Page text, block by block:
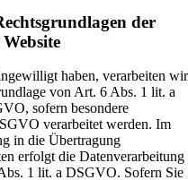
der
haben, verarbeiten wir
von Art. 6 Abs. 1 lit. a
sofern besondere
verarbeitet werden. Im
in die Übertragung
erfolgt die Datenverarbeitung
1 lit. a DSGVO. Sofern Sie